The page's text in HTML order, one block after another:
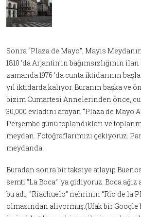
Sonra “Plaza de Mayo”, Mayıs
1810 ‘da Arjantin’in bağımsızlığının
zamanda 1976 ‘da cunta iktidarının
yıl iktidarda kalıyor. Buranın başka ve
bizim Cumartesi Annelerinden önce,
30,000 evladını arayan “Plaza de Mayo
Perşembe günü toplandıkları ve
meydan. Fotoğraflarımızı çekiyoruz.
meydanda.
Buradan sonra bir taksiye atlayıp
semti “La Boca” ‘ya gidiyoruz. Boca
bu adı, “Riachuelo” nehrinin “Rio de la
olmasından alıyormuş.(Ufak bir Google